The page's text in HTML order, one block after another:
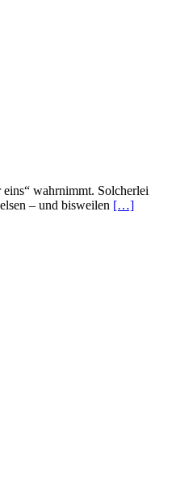
wahrnimmt. Solcherlei
– und bisweilen Read
[…]